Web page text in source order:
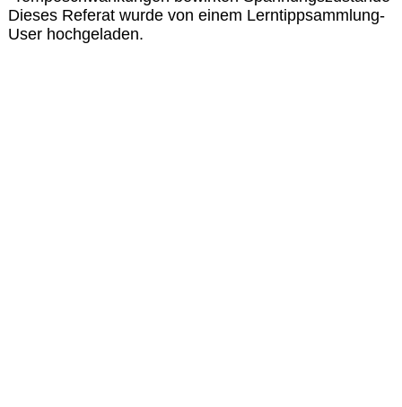
Dieses Referat wurde von einem Lerntippsammlung-
User hochgeladen.